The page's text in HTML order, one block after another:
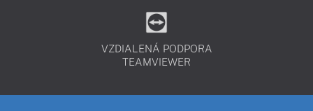
VZDIALENÁ PODPORA
TEAMVIEWER